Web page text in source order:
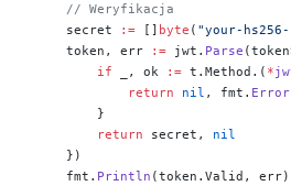
    // Weryfikacja
    secret
:= [] byte ( "your-
    token, err
:= jwt. Parse
        if
_, ok := t.Method.( *
            return
nil , fmt.
        }
        return
secret, nil
    })
    fmt.
Println (token.Valid, err)